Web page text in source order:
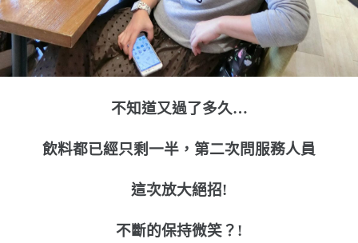
不知道又過了多久…
飲料都已經只剩一半，第二次問服務人員
這次放大絕招!
不斷的保持微笑？!